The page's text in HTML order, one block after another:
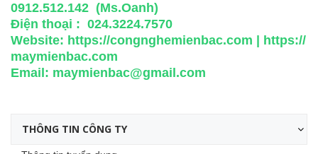
0912.512.142 (Ms.Oanh)
Điện thoại : 024.3224.7570
Website: https://congnghemienbac.com
https://
maymienbac.com
Email: maymienbac@gmail.com
THÔNG TIN CÔNG TY